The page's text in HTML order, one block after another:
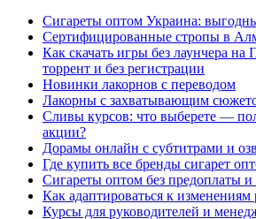
Сигареты оптом Украина:
Сертифицированные стропы в
Как скачать игры без лаунчера на
торрент и без регистрации
Новинки лакорнов с переводом
Лакорны с захватывающим
Сливы курсов: что выберете —
акции?
Дорамы онлайн с субтитрами и
Где купить все бренды сигарет
Сигареты оптом без предоплаты и
Как адаптироваться к изменениям
Курсы для руководителей и